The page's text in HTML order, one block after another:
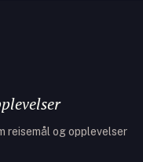
reisemål og opplevelser